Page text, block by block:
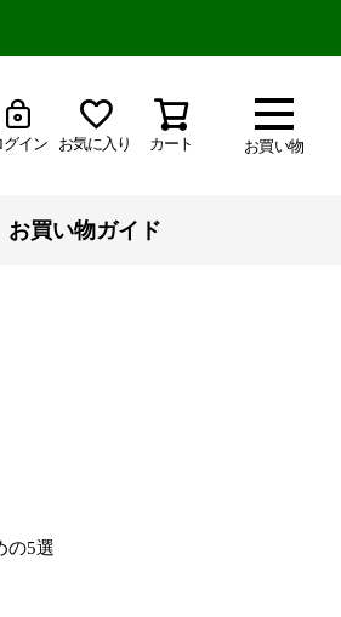
お買い物
グイン お気に入り カート
お買い物ガイド
の5選